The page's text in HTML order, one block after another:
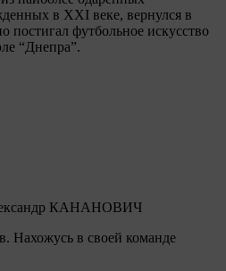
в XXI веке, вернулся в
постигал футбольное искусство
“Днепра”.
КАНАНОВИЧ
Нахожусь в своей команде